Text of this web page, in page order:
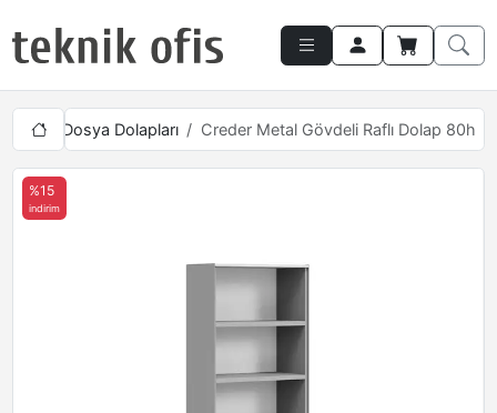
190cm Dosya Dolapları Creder Metal Gövdeli Raflı Dolap 80h
%15
indirim